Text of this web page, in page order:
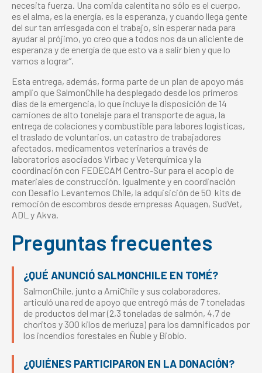
necesita fuerza. Una comida calentita no sólo es el cuerpo,
es el alma, es la energía, es la esperanza, y cuando llega gente
del sur tan arriesgada con el trabajo, sin esperar nada para
ayudar al prójimo, yo creo que a todos nos da un aliciente de
esperanza y de energía de que esto va a salir bien y que lo
vamos a lograr”.
Esta entrega, además, forma parte de un plan de apoyo más
amplio que SalmonChile ha desplegado desde los primeros
días de la emergencia, lo que incluye la disposición de 14
camiones de alto tonelaje para el transporte de agua, la
entrega de colaciones y combustible para labores logísticas,
el traslado de voluntarios, un catastro de trabajadores
afectados, medicamentos veterinarios a través de
laboratorios asociados Virbac y Veterquímica y la
coordinación con FEDECAM Centro-Sur para el acopio de
materiales de construcción. Igualmente y en coordinación
con Desafio Levantemos Chile, la adquisición de 50 kits de
remoción de escombros desde empresas Aquagen, SudVet,
ADL y Akva.
Preguntas frecuentes
¿QUÉ ANUNCIÓ SALMONCHILE EN TOMÉ?
SalmonChile, junto a AmiChile y sus colaboradores,
articuló una red de apoyo que entregó más de 7 toneladas
de productos del mar (2,3 toneladas de salmón, 4,7 de
choritos y 300 kilos de merluza) para los damnificados por
los incendios forestales en Ñuble y Biobío.
¿QUIÉNES PARTICIPARON EN LA DONACIÓN?